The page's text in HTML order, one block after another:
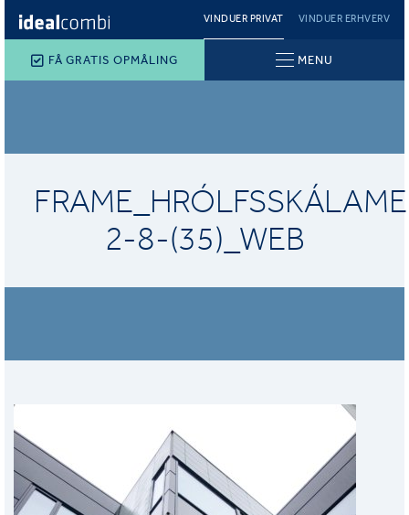
VINDUER PRIVAT VINDUER ERHVERV
FÅ GRATIS OPMÅLING MENU
2-8-(35)_WEB